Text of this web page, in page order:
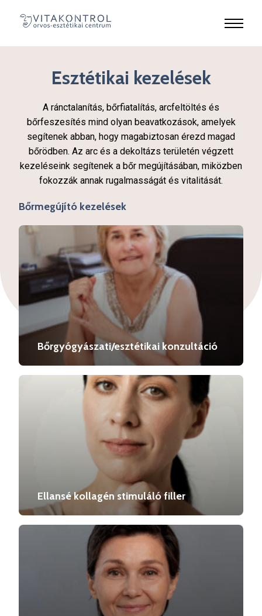
Esztétikai kezelések
A ránctalanítás, bőrfiatalítás, arcfeltöltés és
bőrfeszesítés mind olyan beavatkozások, amelyek
segítenek abban, hogy magabiztosan érezd magad
bőrödben. Az arc és a dekoltázs területén végzett
kezeléseink segítenek a bőr megújításában, miközben
fokozzák annak rugalmasságát és vitalitását.
Bőrmegújító kezelések
Bőrgyógyászati/esztétikai konzultáció
Ellansé kollagén stimuláló filler